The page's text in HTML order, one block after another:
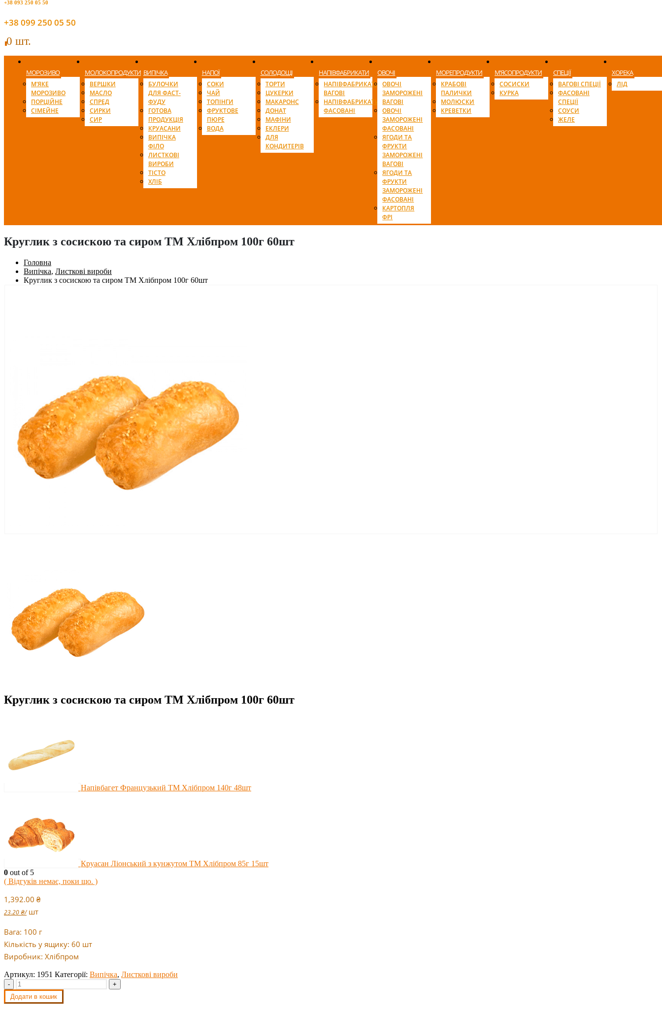
+38 093 250 05 50
+38 099 250 05 50
00 шт.
МОРОЗИВО
М’ЯКЕ
МОРОЗИВО
ПОРЦІЙНЕ
СІМЕЙНЕ
МОЛОКОПРОДУКТИ
ВЕРШКИ
МАСЛО
СПРЕД
СИРКИ
СИР
ВИПІЧКА
БУЛОЧКИ
ДЛЯ ФАСТ-
ФУДУ
ГОТОВА
ПРОДУКЦІЯ
КРУАСАНИ
ВИПІЧКА
ФІЛО
ЛИСТКОВІ
ВИРОБИ
ТІСТО
ХЛІБ
НАПОЇ
СОКИ
ЧАЙ
ТОПІНГИ
ФРУКТОВЕ
ПЮРЕ
ВОДА
СОЛОДОЩІ
ТОРТИ
ЦУКЕРКИ
МАКАРОНС
ДОНАТ
МАФІНИ
ЕКЛЕРИ
ДЛЯ
КОНДИТЕРІВ
НАПІВФАБРИКАТИ
НАПІВФАБРИКАТИ
ВАГОВІ
НАПІВФАБРИКАТИ
ФАСОВАНІ
ОВОЧІ
ОВОЧІ
ЗАМОРОЖЕНІ
ВАГОВІ
ОВОЧІ
ЗАМОРОЖЕНІ
ФАСОВАНІ
ЯГОДИ ТА
ФРУКТИ
ЗАМОРОЖЕНІ
ВАГОВІ
ЯГОДИ ТА
ФРУКТИ
ЗАМОРОЖЕНІ
ФАСОВАНІ
КАРТОПЛЯ
ФРІ
МОРЕПРОДУКТИ
КРАБОВІ
ПАЛИЧКИ
МОЛЮСКИ
КРЕВЕТКИ
М’ЯСОПРОДУКТИ
СОСИСКИ
КУРКА
СПЕЦІЇ
ВАГОВІ СПЕЦІЇ
ФАСОВАНІ
СПЕЦІЇ
СОУСИ
ЖЕЛЕ
ХОРЕКА
ЛІД
Круглик з сосискою та сиром ТМ Хлібпром 100г 60шт
Головна
Випічка, Листкові вироби
Круглик з сосискою та сиром ТМ Хлібпром 100г 60шт
Круглик з сосискою та сиром ТМ Хлібпром 100г 60шт
Напівбагет Французький ТМ Хлібпром 140г 48шт
Круасан Ліонський з кунжутом ТМ Хлібпром 85г 15шт
0 out of 5
( Відгуків немає, поки що. )
1,392.00 ₴
23.20₴/ шт
Вага: 100 г
Кількість у ящику: 60 шт
Виробник: Хлібпром
Артикул: 1951 Категорії: Випічка, Листкові вироби
-
+
Додати в кошик